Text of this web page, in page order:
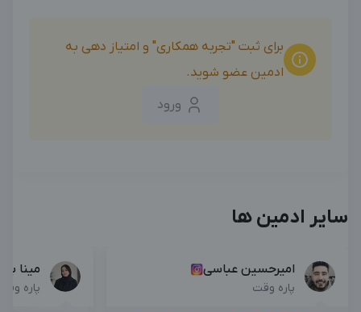
برای ثبت "تجربه همکاری" و امتیاز دهی به
ادمین عضو شوید.
ورود
سایر ادمین ها
امیرحسین عباسی
پاره وقت
مینا
پاره